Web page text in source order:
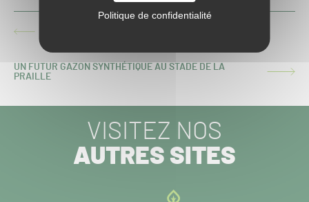
Politique de confidentialité
ARTICLE
PRÉCÉDENT :
ARTICLE
UN FUTUR GAZON SYNTHÉTIQUE AU STADE DE LA
PRAILLE
VISITEZ NOS
AUTRES SITES